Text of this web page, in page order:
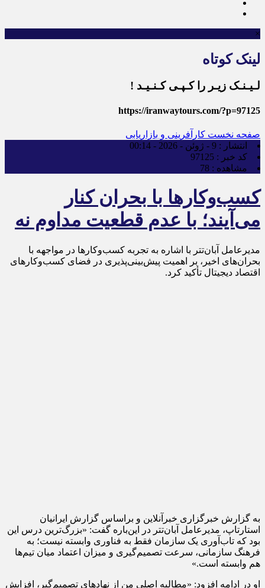
×
لینک کوتاه
لـیـنـک زیـر را کـپـی کـنـیـد !
https://iranwaytours.com/?p=97125
صفحه نخست کارآفرینی و بازاریابی
انتشار : 9 - ژوئن - 2026 - 00:14
کد خبر : 97125
مشاهده : 78
کسب‌وکارها با بحران کنار
می‌آیند؛ با عدم قطعیت مداوم نه
مدیرعامل آبان‌تتر با اشاره به تجربه کسب‌وکارها در مواجهه با
بحران‌های اخیر، بر اهمیت پیش‌بینی‌پذیری در فضای کسب‌وکارهای
اقتصاد دیجیتال تأکید کرد.
به گزارش خبرگزاری خبرآنلاین و براساس گزارش ایرانیان
استارتاپ، مدیرعامل آبان‌تتر در این‌باره گفت: «بزرگ‌ترین درس این
بود که تاب‌آوری یک سازمان فقط به فناوری وابسته نیست؛ به
فرهنگ سازمانی، سرعت تصمیم‌گیری و میزان اعتماد میان تیم‌ها
هم وابسته است.»
او در ادامه افزود: «مطالبه اصلی من از نهادهای تصمیم‌گیر، افزایش